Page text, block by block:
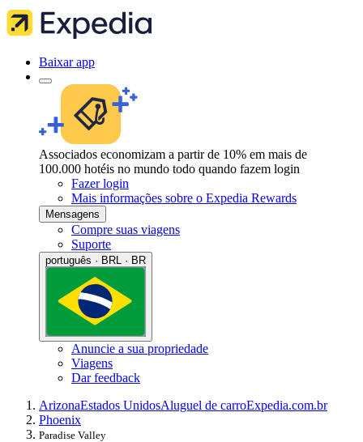
Baixar app
Associados economizam a partir de 10% em mais de
100.000 hotéis no mundo todo quando fazem login
Fazer login
Mais informações sobre o Expedia Rewards
Mensagens
Compre suas viagens
Suporte
português · BRL · BR
Anuncie a sua propriedade
Viagens
Dar feedback
ArizonaEstados UnidosAluguel de carroExpedia.com.br
Phoenix
Paradise Valley